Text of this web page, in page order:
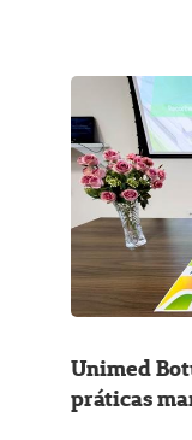
Unimed
práticas